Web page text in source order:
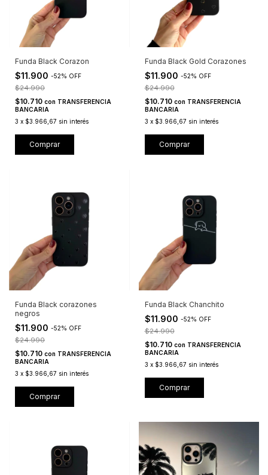
Funda Black Corazon
$11.900 -52% OFF
$24.990
$10.710 con TRANSFERENCIA
BANCARIA
3 x $3.966,67 sin interés
Comprar
Funda Black Gold Corazones
$11.900 -52% OFF
$24.990
$10.710 con TRANSFERENCIA
BANCARIA
3 x $3.966,67 sin interés
Comprar
Funda Black corazones
negros
$11.900 -52% OFF
$24.990
$10.710 con TRANSFERENCIA
BANCARIA
3 x $3.966,67 sin interés
Comprar
Funda Black Chanchito
$11.900 -52% OFF
$24.990
$10.710 con TRANSFERENCIA
BANCARIA
3 x $3.966,67 sin interés
Comprar